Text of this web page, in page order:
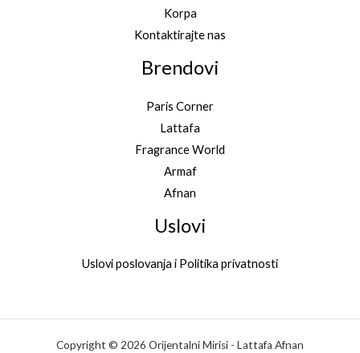
Korpa
Kontaktirajte nas
Brendovi
Paris Corner
Lattafa
Fragrance World
Armaf
Afnan
Uslovi
Uslovi poslovanja i Politika privatnosti
Copyright © 2026 Orijentalni Mirisi - Lattafa Afnan